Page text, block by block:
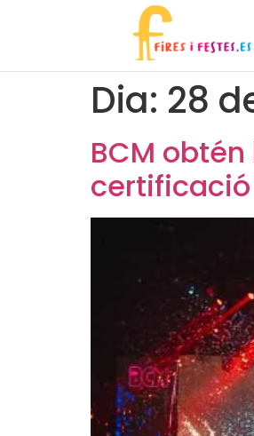
Dia: 28
BCM
certificació